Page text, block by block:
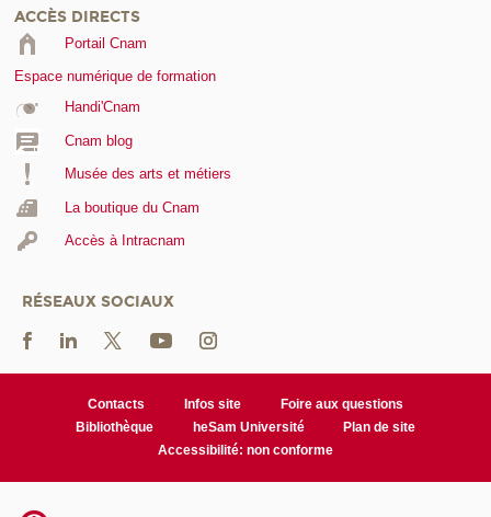
ACCÈS DIRECTS
Portail Cnam
Espace numérique de formation
Handi'Cnam
Cnam blog
Musée des arts et métiers
La boutique du Cnam
Accès à Intracnam
RÉSEAUX SOCIAUX
Contacts Infos site
Foire aux questions
Bibliothèque
heSam Université
Plan de site
Accessibilité: non conforme